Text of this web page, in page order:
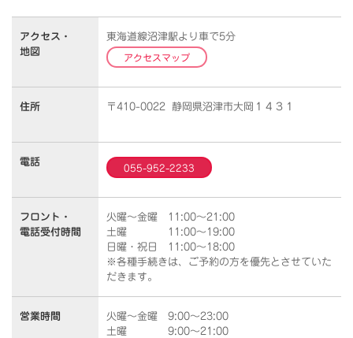
アクセス・
地図
東海道線沼津駅より車で5分
アクセスマップ
住所 〒410-0022 静岡県沼津市大岡１４３１
電話
055-952-2233
フロント・
電話受付時間
火曜～金曜 11:00～21:00
土曜 11:00～19:00
日曜・祝日 11:00～18:00
※各種手続きは、ご予約の方を優先とさせていた
だきます。
営業時間
火曜～金曜 9:00～23:00
土曜 9:00～21:00